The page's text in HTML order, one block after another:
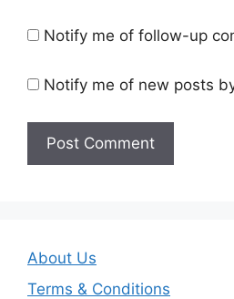
Notify me of follow-up
Notify me of new posts
About Us
Terms & Conditions